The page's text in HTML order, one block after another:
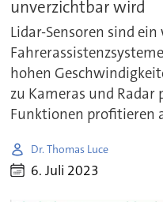
unverzichtbar wird
Lidar-Sensoren sind
hohen
zu Kameras und Radar
Funktionen profitieren
Dr. Thomas Luce
6. Juli 2023